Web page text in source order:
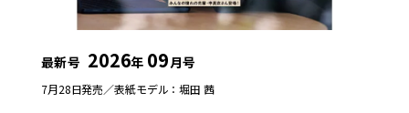
最新号 2026年 09月号
7月28日発売／表紙モデル：堀田 茜